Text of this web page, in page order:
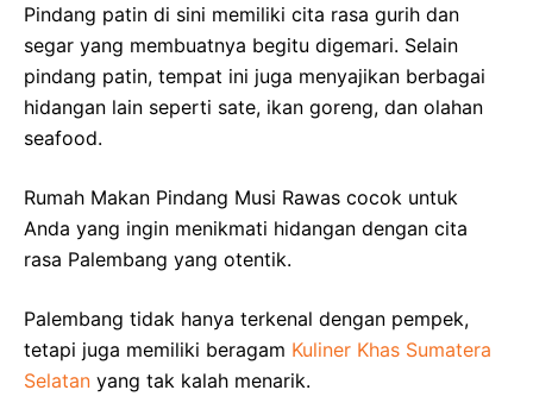
Pindang patin di sini memiliki cita rasa gurih dan
segar yang membuatnya begitu digemari. Selain
pindang patin, tempat ini juga menyajikan berbagai
hidangan lain seperti sate, ikan goreng, dan olahan
seafood.
Rumah Makan Pindang Musi Rawas cocok untuk
Anda yang ingin menikmati hidangan dengan cita
rasa Palembang yang otentik.
Palembang tidak hanya terkenal dengan pempek,
tetapi juga memiliki beragam Kuliner Khas Sumatera
Selatan yang tak kalah menarik.